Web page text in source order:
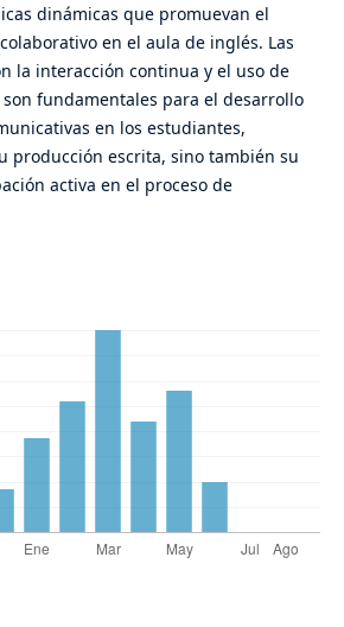
dinámicas que promuevan el
en el aula de inglés. Las
la interacción continua y el uso de
fundamentales para el desarrollo
en los estudiantes,
producción escrita, sino también su
activa en el proceso de